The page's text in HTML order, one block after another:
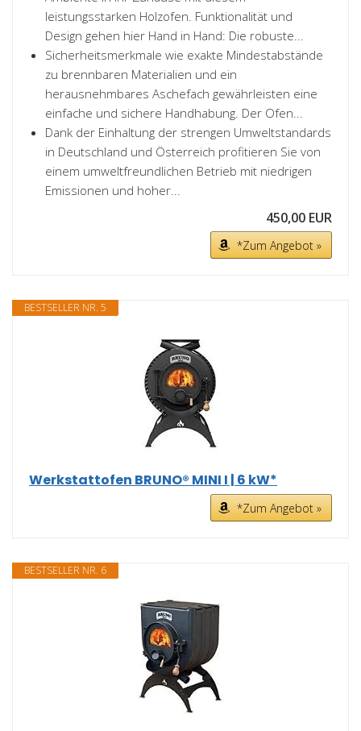
leistungsstarken Holzofen. Funktionalität und
Design gehen hier Hand in Hand: Die robuste...
Sicherheitsmerkmale wie exakte Mindestabstände
zu brennbaren Materialien und ein
herausnehmbares Aschefach gewährleisten eine
einfache und sichere Handhabung. Der Ofen...
Dank der Einhaltung der strengen Umweltstandards
in Deutschland und Österreich profitieren Sie von
einem umweltfreundlichen Betrieb mit niedrigen
Emissionen und hoher...
450,00 EUR
*Zum Angebot »
BESTSELLER NR. 5
Werkstattofen BRUNO® MINI I | 6 kW*
*Zum Angebot »
BESTSELLER NR. 6